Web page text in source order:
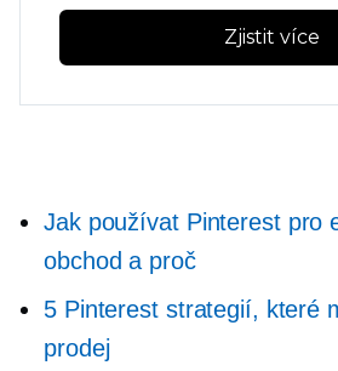
Zjistit více
Jak používat Pinterest pro
obchod a proč
5 Pinterest strategií, které
prodej